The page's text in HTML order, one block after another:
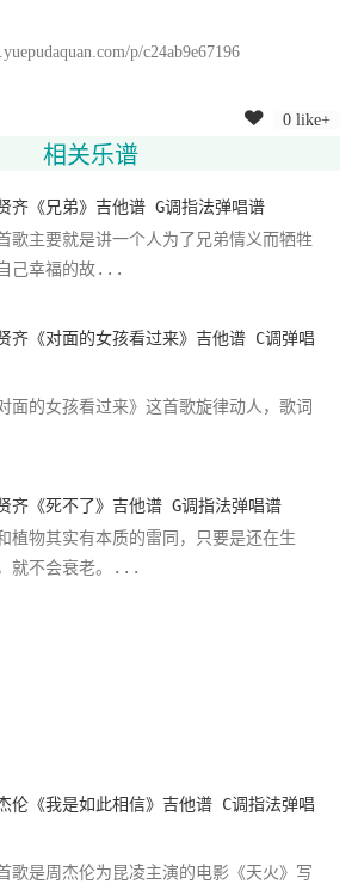
p/c24ab9e67196
0 like+
相关乐谱
齐《兄弟》吉他谱 G调指法弹唱谱
歌主要就是讲一个人为了兄弟情义而牺牲
己幸福的故...
齐《对面的女孩看过来》吉他谱 C调弹唱
对面的女孩看过来》这首歌旋律动人，歌词
齐《死不了》吉他谱 G调指法弹唱谱
植物其实有本质的雷同，只要是还在生
就不会衰老。...
伦《我是如此相信》吉他谱 C调指法弹唱
歌是周杰伦为昆凌主演的电影《天火》写